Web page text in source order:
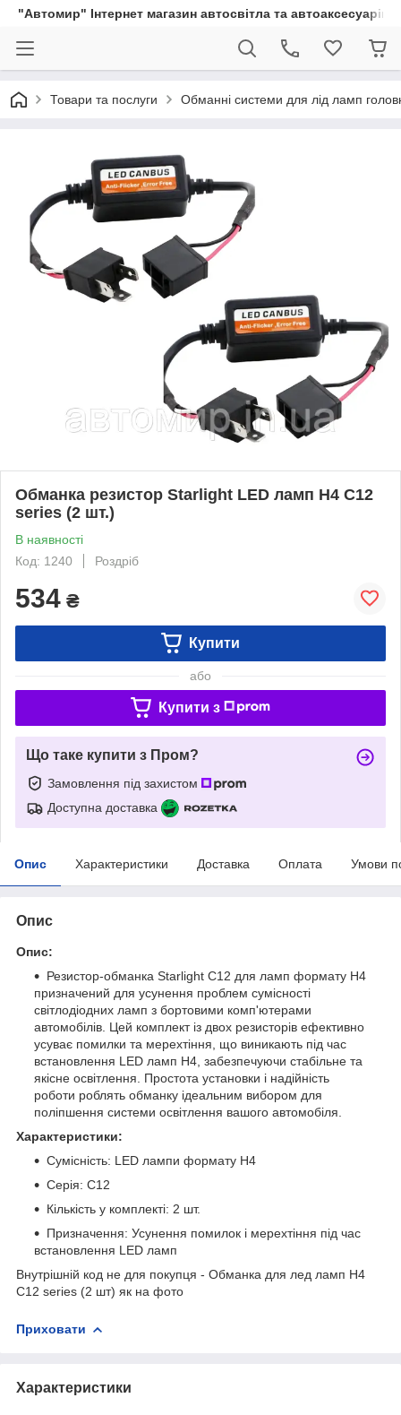
"Автомир" Інтернет магазин автосвітла та автоаксесуарів
Товари та послуги Обманні системи для лід ламп
Обманка резистор Starlight LED ламп Н4 C12
series (2 шт.)
В наявності
Код: 1240
Роздріб
534 ₴
Купити
або
Купити з
Що таке купити з Пром?
Замовлення під захистом
Доступна доставка
Опис Характеристики Доставка Оплата Умови
Опис
Опис:
Резистор-обманка Starlight C12 для ламп формату Н4
призначений для усунення проблем сумісності
світлодіодних ламп з бортовими комп'ютерами
автомобілів. Цей комплект із двох резисторів ефективно
усуває помилки та мерехтіння, що виникають під час
встановлення LED ламп Н4, забезпечуючи стабільне та
якісне освітлення. Простота установки і надійність
роботи роблять обманку ідеальним вибором для
поліпшення системи освітлення вашого автомобіля.
Характеристики:
Сумісність: LED лампи формату Н4
Серія: C12
Кількість у комплекті: 2 шт.
Призначення: Усунення помилок і мерехтіння під час
встановлення LED ламп
Внутрішній код не для покупця - Обманка для лед ламп H4
C12 series (2 шт) як на фото
Приховати
Характеристики